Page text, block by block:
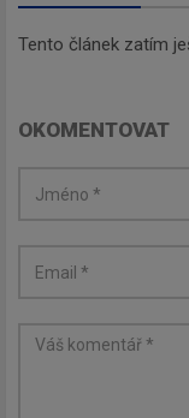
Tento článek zatím
OKOMENTOVAT